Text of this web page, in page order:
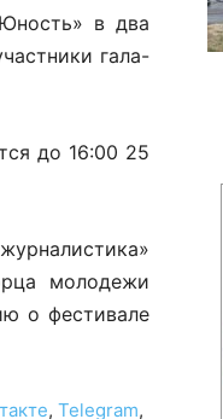
в два
гала-
до 16:00 25
молодежи
о фестивале
, Telegram,